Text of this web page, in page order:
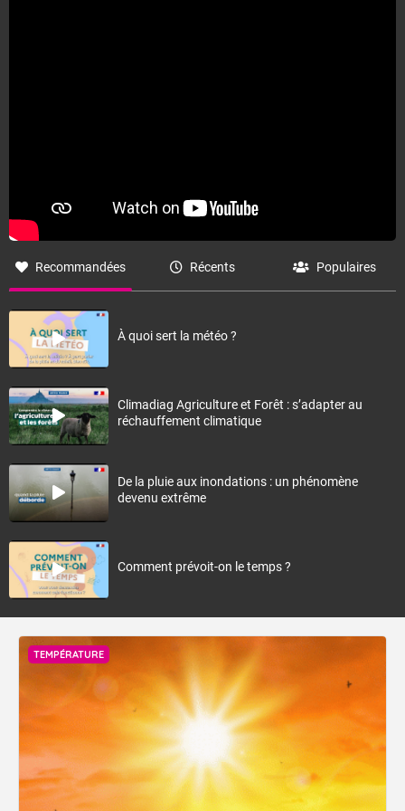
Recommandées Récents Populaires
À quoi sert la météo ?
Climadiag Agriculture et Forêt : s’adapter au
réchauffement climatique
De la pluie aux inondations : un phénomène
devenu extrême
Comment prévoit-on le temps ?
TEMPÉRATURE